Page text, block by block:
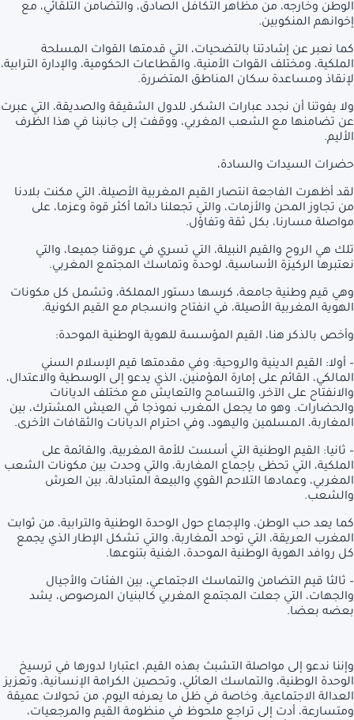
الوطن وخارجه، من مظاهر التكافل الصادق، والتضامن التلقائي، مع
إخوانهم المنكوبين.
كما نعبر عن إشادتنا بالتضحيات، التي قدمتها القوات المسلحة
الملكية، ومختلف القوات الأمنية، والقطاعات الحكومية، والإدارة الترابية،
لإنقاذ ومساعدة سكان المناطق المتضررة.
ولا يفوتنا أن نجدد عبارات الشكر، للدول الشقيقة والصديقة، التي عبرت
عن تضامنها مع الشعب المغربي، ووقفت إلى جانبنا في هذا الظرف
الأليم.
حضرات السيدات والسادة،
لقد أظهرت الفاجعة انتصار القيم المغربية الأصيلة، التي مكنت بلادنا
من تجاوز المحن والأزمات، والتي تجعلنا دائما أكثر قوة وعزما، على
مواصلة مسارنا، بكل ثقة وتفاؤل.
تلك هي الروح والقيم النبيلة، التي تسري في عروقنا جميعا، والتي
نعتبرها الركيزة الأساسية، لوحدة وتماسك المجتمع المغربي.
وهي قيم وطنية جامعة، كرسها دستور المملكة، وتشمل كل مكونات
الهوية المغربية الأصيلة، في انفتاح وانسجام مع القيم الكونية.
وأخص بالذكر هنا، القيم المؤسسة للهوية الوطنية الموحدة:
– أولا: القيم الدينية والروحية: وفي مقدمتها قيم الإسلام السني
المالكي، القائم على إمارة المؤمنين، الذي يدعو إلى الوسطية والاعتدال،
والانفتاح على الآخر، والتسامح والتعايش مع مختلف الديانات
والحضارات. وهو ما يجعل المغرب نموذجا في العيش المشترك، بين
المغاربة، المسلمين واليهود، وفي احترام الديانات والثقافات الأخرى.
– ثانيا: القيم الوطنية التي أسست للأمة المغربية، والقائمة على
الملكية، التي تحظى بإجماع المغاربة، والتي وحدت بين مكونات الشعب
المغربي، وعمادها التلاحم القوي والبيعة المتبادلة، بين العرش
والشعب.
كما يعد حب الوطن، والإجماع حول الوحدة الوطنية والترابية، من ثوابت
المغرب العريقة، التي توحد المغاربة، والتي تشكل الإطار الذي يجمع
كل روافد الهوية الوطنية الموحدة، الغنية بتنوعها.
– ثالثا قيم التضامن والتماسك الاجتماعي، بين الفئات والأجيال
والجهات، التي جعلت المجتمع المغربي كالبنيان المرصوص، يشد
بعضه بعضا.
وإننا ندعو إلى مواصلة التشبث بهذه القيم، اعتبارا لدورها في ترسيخ
الوحدة الوطنية، والتماسك العائلي، وتحصين الكرامة الإنسانية، وتعزيز
العدالة الاجتماعية. وخاصة في ظل ما يعرفه اليوم، من تحولات عميقة
ومتسارعة، أدت إلى تراجع ملحوظ في منظومة القيم والمرجعيات،